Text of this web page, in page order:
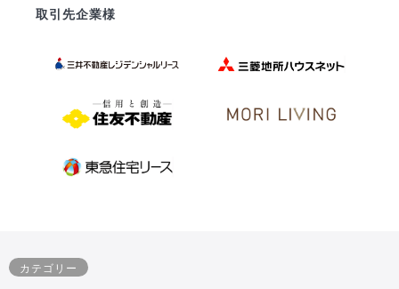
取引先企業様
カテゴリー